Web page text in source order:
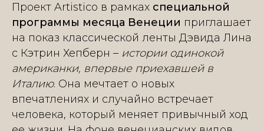
Проект Artistico в рамках специальной
программы месяца Венеции приглашает
на показ классической ленты Дэвида Лина
с Кэтрин Хепберн – истории одинокой
американки, впервые приехавшей в
Италию. Она мечтает о новых
впечатлениях и случайно встречает
человека, который меняет привычный ход